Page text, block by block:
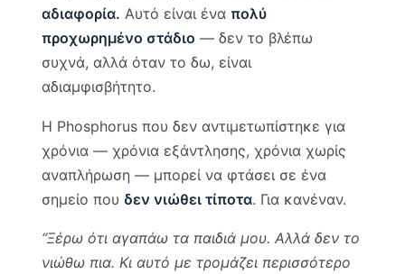
αδιαφορία. Αυτό είναι έναπολύ
προχωρημένο στάδιο — δεν το βλέπω
συχνά, αλλά όταν το δω, είναι
αδιαμφισβήτητο.
Η Phosphorus που δεν αντιμετωπίστηκε για
χρόνια — χρόνια εξάντλησης, χρόνια χωρίς
αναπλήρωση — μπορεί να φτάσει σε ένα
σημείο που δεν νιώθει τίποτα. Για κανέναν.
“Ξέρω ότι αγαπάω τα παιδιά μου. Αλλά δεν το
νιώθω πια. Κι αυτό με τρομάζει περισσότερο